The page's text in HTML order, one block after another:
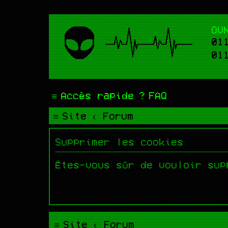
Accès rapide FAQ
Site Forum
Supprimer les cookies
Êtes-vous sûr de vouloir
Site Forum